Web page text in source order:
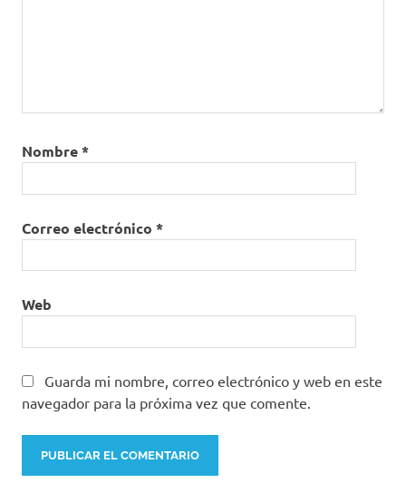
Nombre*
Correo electrónico *
Web
Guarda mi nombre, correo electrónico y web en este
navegador para la próxima vez que comente.